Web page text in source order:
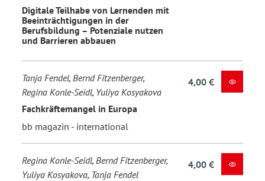
Digitale Teilhabe von Lernenden mit
Beeinträchtigungen in der
Berufsbildung – Potenziale nutzen
und Barrieren abbauen
Tanja Fendel, Bernd Fitzenberger,
Regina Konle-Seidl, Yuliya Kosyakova
Fachkräftemangel in Europa
bb magazin - international
4,00 €
Regina Konle-Seidl, Bernd Fitzenberger,
Yuliya Kosyakova, Tanja Fendel
4,00 €